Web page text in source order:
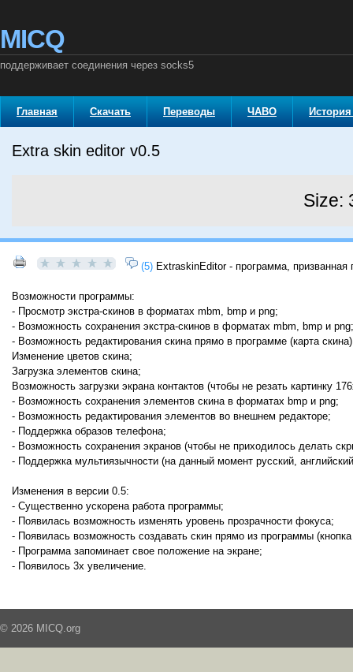
MICQ
поддерживает соединения через socks5
Главная Скачать Переводы ЧАВО
Extra skin editor v0.5
Size:
(5) ExtraskinEditor - программа,
Возможности программы:
- Просмотр экстра-скинов в форматах mbm, bmp и png;
- Возможность сохранения экстра-скинов в форматах mbm, bmp и png;
- Возможность редактирования скина прямо в программе (карта
Изменение цветов скина;
Загрузка элементов скина;
Возможность загрузки экрана контактов (чтобы не резать картинку
- Возможность сохранения элементов скина в форматах bmp и png;
- Возможность редактирования элементов во внешнем редакторе;
- Поддержка образов телефона;
- Возможность сохранения экранов (чтобы не приходилось делать
- Поддержка мультиязычности (на данный момент русский,
Изменения в версии 0.5:
- Существенно ускорена работа программы;
- Появилась возможность изменять уровень прозрачности фокуса;
- Появилась возможность создавать скин прямо из программы
- Программа запоминает свое положение на экране;
- Появилось 3x увеличение.
© 2026 MICQ.org